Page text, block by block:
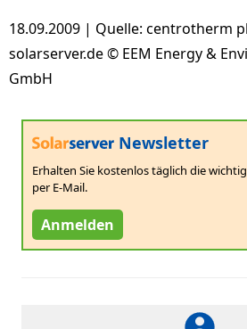
18.09.2009 | Quelle: centrotherm
solarserver.de © EEM Energy &
GmbH
Newsletter
Erhalten Sie kostenlos täglich die
per E-Mail.
Anmelden